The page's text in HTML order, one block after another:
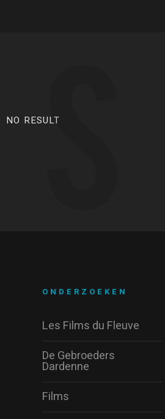
NO RESULT
ONDERZOEKEN
Les Films du Fleuve
De Gebroeders
Dardenne
Films